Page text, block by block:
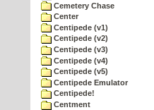
Cemetery Chase
Center
Centipede (v1)
Centipede (v2)
Centipede (v3)
Centipede (v4)
Centipede (v5)
Centipede Emulator
Centipede!
Centment